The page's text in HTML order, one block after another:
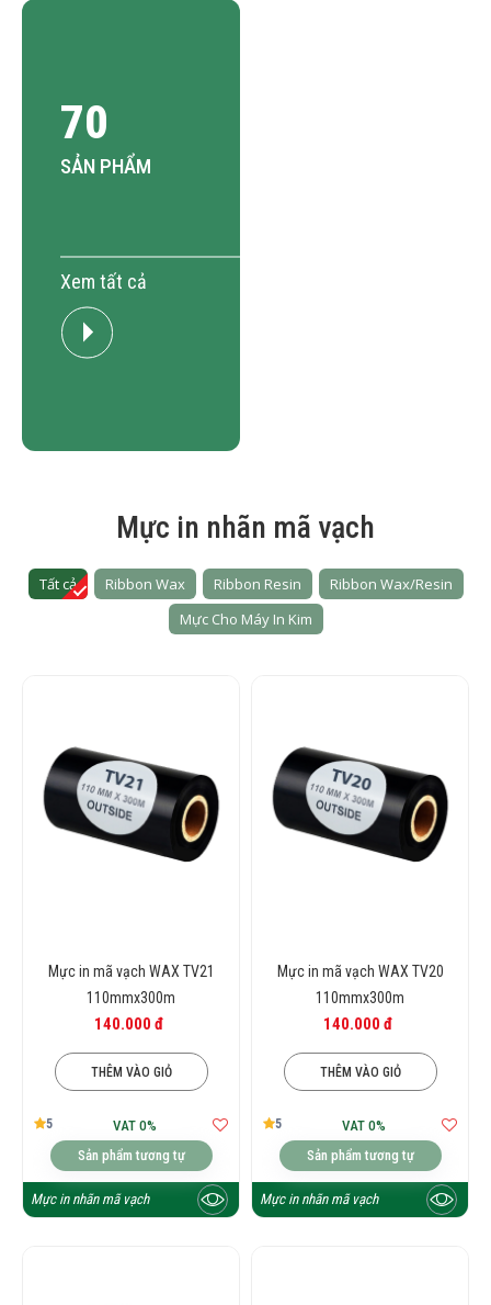
70
SẢN PHẨM
Xem tất cả
Mực in nhãn mã vạch
Tất cả Ribbon Wax Ribbon Resin
Ribbon Wax/Resin
Mực Cho Máy In Kim
Mực in mã vạch WAX TV21
110mmx300m
140.000 đ
THÊM VÀO GIỎ
5
VAT 0%
Sản phẩm tương tự
Mực in nhãn mã vạch
Mực in mã vạch WAX TV20
110mmx300m
140.000 đ
THÊM VÀO GIỎ
5
VAT 0%
Sản phẩm tương tự
Mực in nhãn mã vạch